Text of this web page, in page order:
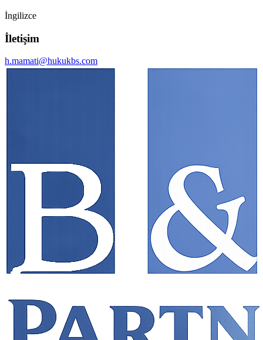
İngilizce
İletişim
h.mamati@hukukbs.com